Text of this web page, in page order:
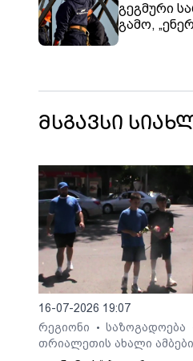
გეგმური
გამო,
მსგავსი
16-07-2026 19:07
რეგიონი
• საზოგადოება
თრიალეთის ახალი ამბები